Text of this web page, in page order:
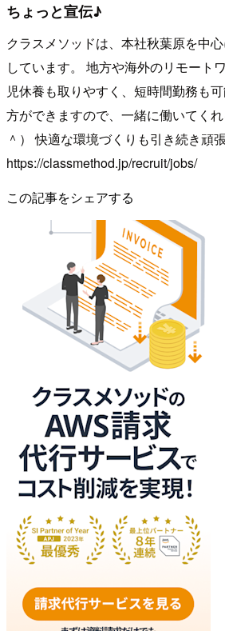
ちょっと宣伝♪
クラスメソッドは、本社秋葉原を中
しています。 地方や海外のリモート
児休養も取りやすく、短時間勤務も
方ができますので、一緒に働いてく
＾） 快適な環境づくりも引き続き頑
https://classmethod.jp/recruit/jobs/
この記事をシェアする